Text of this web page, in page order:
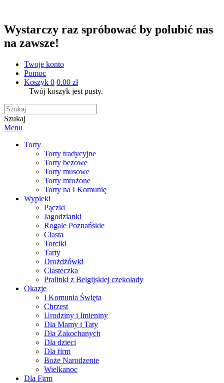
Wystarczy raz spróbować by polubić nas
na zawsze!
Twoje konto
Pomoc
Koszyk 0 0.00 zł
Twój koszyk jest pusty.
Szukaj
Menu
Torty
Torty tradycyjne
Torty bezowe
Torty musowe
Torty mrożone
Torty na I Komunię
Wypieki
Pączki
Jagodzianki
Rogale Poznańskie
Ciasta
Torciki
Tarty
Drożdżówki
Ciasteczka
Pralinki z Belgijskiej czekolady
Okazje
I Komunia Święta
Chrzest
Urodziny i Imieniny
Dla Mamy i Taty
Dla Zakochanych
Dla dzieci
Dla firm
Boże Narodzenie
Wielkanoc
Dla Firm